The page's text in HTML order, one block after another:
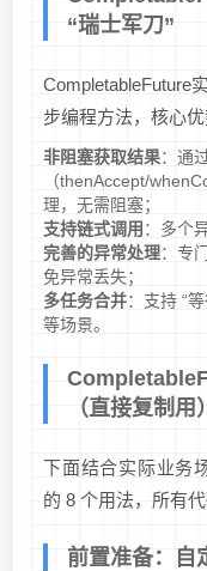
“瑞士军刀”
CompletableFuture
步编程方法，核心优
非阻塞获取结果：通
（thenAccept/
理，无需阻塞；
支持链式调用 ：多个
完善的异常处理：专
免异常丢失；
多任务合并：支持 “
等场景。
（直接复制用）
下面结合实际业务
的 8 个用法，所有
前置准备：自